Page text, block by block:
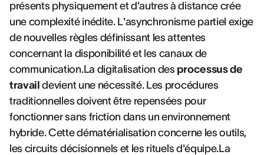
présents physiquement et d'autres à distance crée
une complexité inédite. L'asynchronisme partiel exige
de nouvelles règles définissant les attentes
concernant la disponibilité et les canaux de
communication.La digitalisation des processus de
travail devient une nécessité. Les procédures
traditionnelles doivent être repensées pour
fonctionner sans friction dans un environnement
hybride. Cette dématérialisation concerne les outils,
les circuits décisionnels et les rituels d'équipe.La